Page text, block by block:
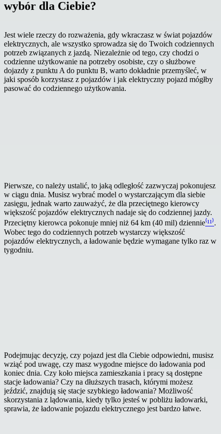
wybór dla Ciebie?
Jest wiele rzeczy do rozważenia, gdy wkraczasz w świat pojazdów
elektrycznych, ale wszystko sprowadza się do Twoich codziennych
potrzeb związanych z jazdą. Niezależnie od tego, czy chodzi o
codzienne użytkowanie na potrzeby osobiste, czy o służbowe
dojazdy z punktu A do punktu B, warto dokładnie przemyśleć, w
jaki sposób korzystasz z pojazdów i jak elektryczny pojazd mógłby
pasować do codziennego użytkowania.
Pierwsze, co należy ustalić, to jaką odległość zazwyczaj pokonujesz
w ciągu dnia. Musisz wybrać model o wystarczającym dla siebie
zasięgu, jednak warto zauważyć, że dla przeciętnego kierowcy
większość pojazdów elektrycznych nadaje się do codziennej jazdy.
Przeciętny kierowca pokonuje mniej niż 64 km (40 mil) dziennie⁽¹¹⁾.
Wobec tego do codziennych potrzeb wystarczy większość
pojazdów elektrycznych, a ładowanie będzie wymagane tylko raz w
tygodniu.
Podejmując decyzję, czy pojazd jest dla Ciebie odpowiedni, musisz
wziąć pod uwagę, czy masz wygodne miejsce do ładowania pod
koniec dnia. Czy koło miejsca zamieszkania i pracy są dostępne
stacje ładowania? Czy na dłuższych trasach, którymi możesz
jeździć, znajdują się stacje szybkiego ładowania? Możliwość
skorzystania z lądowania, kiedy tylko jesteś w pobliżu ładowarki,
sprawia, że ładowanie pojazdu elektrycznego jest bardzo łatwe.